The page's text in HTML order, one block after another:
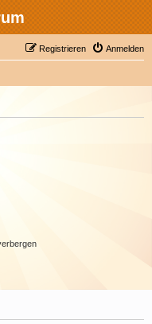
Anmelden
Registrieren